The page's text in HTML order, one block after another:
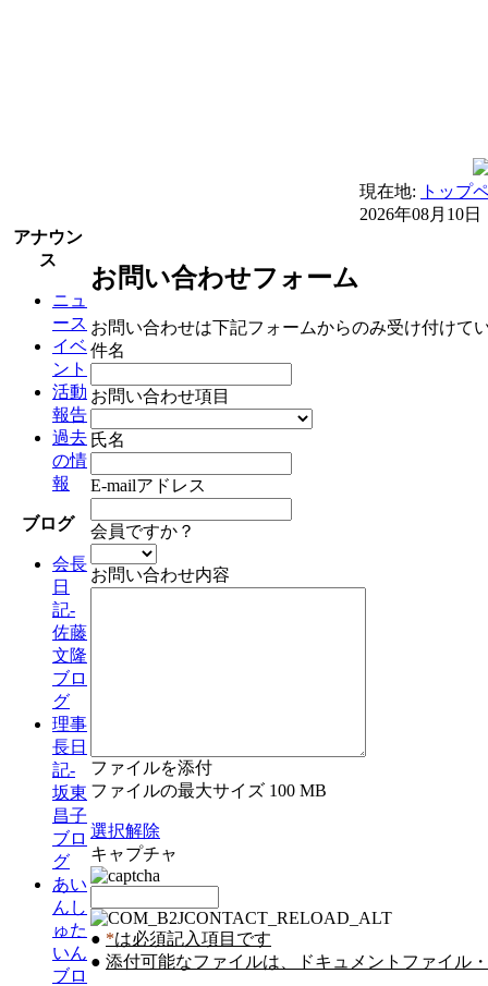
現在地:
トップ
2026年08月10日
アナウン
ス
ニュ
ース
イベ
ント
活動
報告
過去
の情
報
ブログ
会長
日
記-
佐藤
文隆
ブロ
グ
理事
長日
記-
坂東
昌子
ブロ
グ
あい
んし
ゅた
いん
ブロ
お問い合わせフォーム
お問い合わせは下記フォームからのみ受け付けて
件名
お問い合わせ項目
氏名
E-mailアドレス
会員ですか？
お問い合わせ内容
ファイルを添付
ファイルの最大サイズ 100 MB
選択解除
キャプチャ
● *は必須記入項目です
● 添付可能なファイルは、ドキュメントファイル